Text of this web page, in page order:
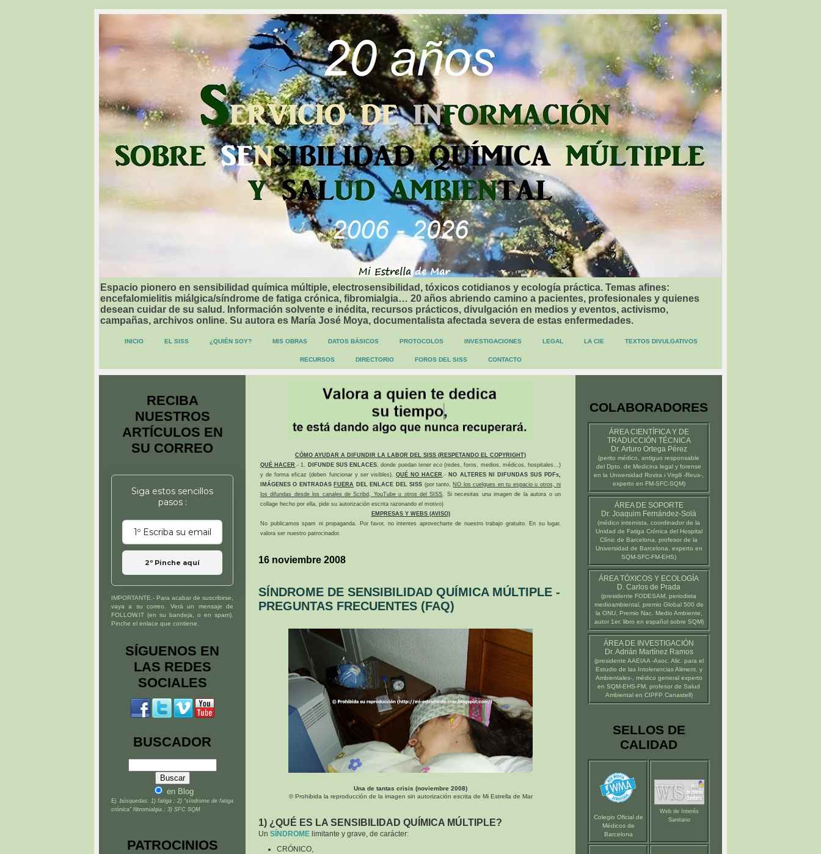
Espacio pionero en sensibilidad química múltiple, electrosensibilidad, tóxicos cotidianos y ecología práctica. Temas afines:
encefalomielitis miálgica/síndrome de fatiga crónica, fibromialgia… 20 años abriendo camino a pacientes, profesionales y quienes
desean cuidar de su salud. Información solvente e inédita, recursos prácticos, divulgación en medios y eventos, activismo,
campañas, archivos online. Su autora es María José Moya, documentalista afectada severa de estas enfermedades.
INICIO EL SISS ¿QUIÉN SOY? MIS OBRAS DATOS BÁSICOS PROTOCOLOS INVESTIGACIONES LEGAL LA CIE TEXTOS DIVULGATIVOS
RECURSOS DIRECTORIO FOROS DEL SISS CONTACTO
CÓMO AYUDAR A DIFUNDIR LA LABOR DEL SISS (RESPETANDO EL COPYRIGHT)
QUÉ HACER.- 1. DIFUNDE SUS ENLACES, donde puedan tener eco (redes, foros, medios, médicos, hospitales...)
y de forma eficaz (deben funcionar y ser visibles).QUÉ NO HACER.- NO ALTERES NI DIFUNDAS SUS PDFs,
IMÁGENES O ENTRADAS FUERA DEL ENLACE DEL SISS (por tanto, NO los cuelgues en tu espacio u otros, ni
los difundas desde los canales de Scribd, YouTube u otros del SISS. Si necesitas una imagen de la autora o un
collage hecho por ella, pide su autorización escrita razonando el motivo)
EMPRESAS Y WEBS (AVISO)
No publicamos spam ni propaganda. Por favor, no intentes aprovecharte de nuestro trabajo gratuito. En su lugar,
valora ser nuestro patrocinador.
16 noviembre 2008
SÍNDROME DE SENSIBILIDAD QUÍMICA MÚLTIPLE -
PREGUNTAS FRECUENTES (FAQ)
Una de tantas crisis (noviembre 2008)
© Prohibida la reproducción de la imagen sin autorización escrita de Mi Estrella de Mar
1) ¿QUÉ ES LA SENSIBILIDAD QUÍMICA MÚLTIPLE?
Un SÍNDROME limitante y grave, de carácter:
CRÓNICO,
RECIBA
NUESTROS
ARTÍCULOS EN
SU CORREO
Siga estos sencillos
pasos :
2º Pinche aquí
IMPORTANTE.- Para acabar de suscribirse,
vaya a su correo. Verá un mensaje de
FOLLOW.IT (en su bandeja, o en spam).
Pinche el enlace que contiene.
SÍGUENOS EN
LAS REDES
SOCIALES
BUSCADOR
en Blog
Ej. búsquedas: 1) fatiga ; 2) “síndrome de fatiga
crónica” fibromialgia ; 3) SFC SQM
PATROCINIOS
COLABORADORES
ÁREA CIENTÍFICA Y DE
TRADUCCIÓN TÉCNICA
Dr. Arturo Ortega Pérez
(perito médico , antiguo responsable
del Dpto. de Medicina legal y forense
en la Universidad Rovira i Virgili -Reus-
experto en FM-SFC-SQM)
ÁREA DE SOPORTE
Dr. Joaquim Fernández-Solà
(médico internista, coordinador de la
Unidad de Fatiga Crónica del Hospital
Clínic de Barcelona , profesor de la
Universidad de Barcelona , experto en
SQM-SFC-FM-EHS)
ÁREA TÓXICOS Y ECOLOGÍA
D. Carlos de Prada
(presidente FODESAM , periodista
medioambiental, premio Global 500 de
la ONU, Premio Nac. Medio Ambiente,
autor 1er. libro en español sobre SQM)
ÁREA DE INVESTIGACIÓN
Dr. Adrián Martínez Ramos
(presidente AAEIAA-Asoc. Alic. para el
Estudio de las Intolerancias Aliment. y
Ambientales-, médico general experto
en SQM-EHS-FM, profesor de Salud
Ambiental en CIPFP Canastell)
SELLOS DE
CALIDAD
Colegio Oficial de
Médicos de
Barcelona
Web de Interés
Sanitario